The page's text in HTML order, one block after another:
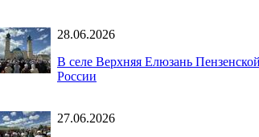
28.06.2026
В селе Верхняя Елюзань
России
27.06.2026